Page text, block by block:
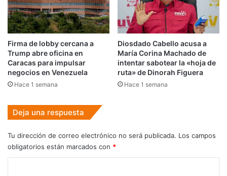
Firma de lobby cercana a
Trump abre oficina en
Caracas para impulsar
negocios en Venezuela
Hace 1 semana
Diosdado Cabello acusa a
María Corina Machado de
intentar sabotear la «hoja de
ruta» de Dinorah Figuera
Hace 1 semana
Deja una respuesta
Tu dirección de correo electrónico no será publicada. Los campos
obligatorios están marcados con *